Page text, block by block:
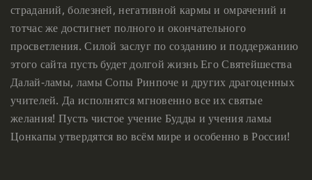
страданий, болезней, негативной кармы и омрачений и
тотчас же достигнет полного и окончательного
просветления. Силой заслуг по созданию и поддержанию
этого сайта пусть будет долгой жизнь Его Святейшества
Далай-ламы, ламы Сопы Ринпоче и других драгоценных
учителей. Да исполнятся мгновенно все их святые
желания! Пусть чистое учение Будды и учения ламы
Цонкапы утвердятся во всём мире и особенно в России!